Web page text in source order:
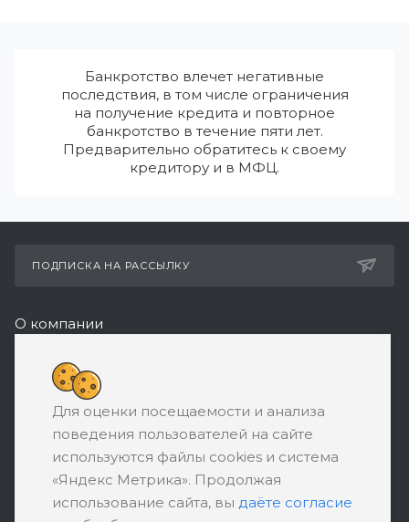
Банкротство влечет негативные
последствия, в том числе ограничения
на получение кредита и повторное
банкротство в течение пяти лет.
Предварительно обратитесь к своему
кредитору и в МФЦ.
ПОДПИСКА НА РАССЫЛКУ
О компании
Реквизиты
8 (800) 550-08-77
ЗАКАЗАТЬ ЗВОНОК
support@ratingbankrotstva.ru
111398, Москва, ул. Плеханова, д. 30,
абонентский ящик №5
Для оценки посещаемости и анализа
поведения пользователей на сайте
используются файлы cookies и система
«Яндекс Метрика». Продолжая
использование сайта, вы даёте согласие